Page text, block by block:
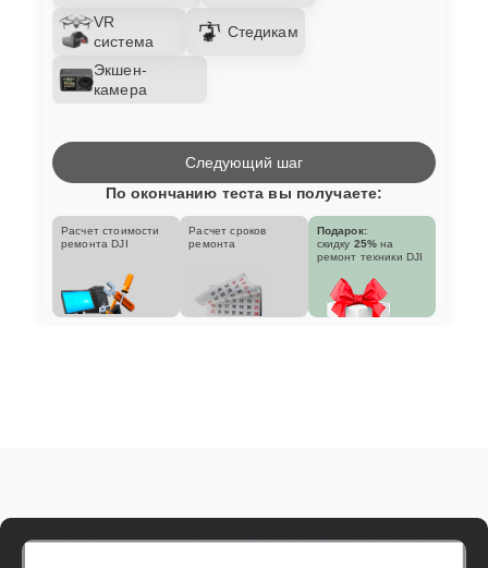
VR
система
Стедикам
Экшен-
камера
Следующий шаг
По окончанию теста вы получаете:
Расчет стоимости
ремонта DJI
Расчет сроков
ремонта
Подарок:
скидку 25% на
ремонт техники DJI